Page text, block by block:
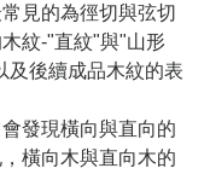
見的為徑切與弦切
紋-"直紋"與"山形
及後續成品木紋的表
發現橫向與直向的
橫向木與直向木的